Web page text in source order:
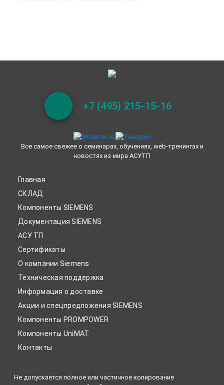
+7 (495) 215-15-16
Все самое свежее о семинарах, обучениях, web-тренингах и
новостях из мира АСУТП
Главная
СКЛАД
Компоненты SIEMENS
Документация SIEMENS
АСУ ТП
Сертификаты
О компании Siemens
Техническая поддержка
Информация о доставке
Акции и спецпредложения SIEMENS
Компоненты PROMPOWER
Компоненты UniMAT
Контакты
Не допускается полное или частичное копирование